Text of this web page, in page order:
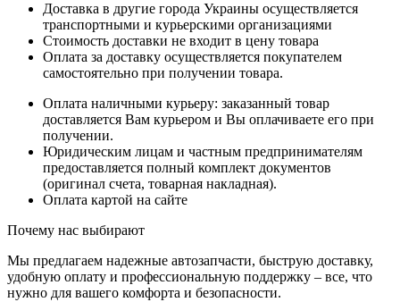
Доставка в другие города Украины осуществляется
транспортными и курьерскими организациями
Стоимость доставки не входит в цену товара
Оплата за доставку осуществляется покупателем
самостоятельно при получении товара.
Оплата наличными курьеру: заказанный товар
доставляется Вам курьером и Вы оплачиваете его при
получении.
Юридическим лицам и частным предпринимателям
предоставляется полный комплект документов
(оригинал счета, товарная накладная).
Оплата картой на сайте
Почему нас выбирают
Мы предлагаем надежные автозапчасти, быструю доставку,
удобную оплату и профессиональную поддержку – все, что
нужно для вашего комфорта и безопасности.